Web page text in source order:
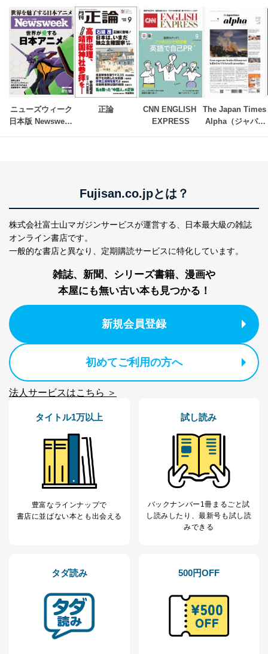
ータ（開示対象個人情報）の利用目的であり、下記4.の
開示等のご請求に対応させていただきます。
なお、6、7については、パートナー（提携企業）様又は
各SNS運営会社様にご請求いただきますようお願い致し
ます。
３．個人情報の第三者提供について
当社は、取得した個人情報を適切に管理し､あらかじめ
本人の同意を得ることなく第三者に提供することはあり
ません。ただし、次の場合は除きます。
法令に基づく場合
に特に必要がある場合であって、本人の同意を得るこ
とが困難である場合。
た者が法令の定める事務を遂行することに対して協力
する必要がある場合であって、本人の同意を得ること
により当該事務の遂行に支障を及ぼすおそれがあると
上記２．の利用目的を実施するために守秘義務を結ん
だ企業に、業務の一部として個人情報の取扱いを委
託・提供する場合、その業務に必要な範囲で委託・提
供先企業に個人情報を開示することがあります。
委託・提供先企業は具体的には以下のような企業です
が、これらに限りません。
告配信サービス会社
販売店などの梱包・配送・配達会社
４．開示対象個人情報の「開示」「訂正」等の請求につ
当社は、本人から、開示対象個人情報について利用目的
の通知を求められた場合には、遅滞なくこれに応じま
す。ただし、以下①～④のいずれかに該当する場合は、
利用目的の通知を行なうことはできません。そのとき
説明させていただきます。
①利用目的を本人に通知し、又は公表することによって
当該事業者の権利又は正当な利益を害するおそれがある
③国の機関又は地方公共団体が法令の定める事務を遂行
することに対して協力する必要がある場合であって、利
用目的を本人に通知し、又は公表することによって当該
事務の遂行に支障を及ぼすおそれがあるとき
④開示対象個人情報の利用目的が明らかな場合
ニューズウィーク
日本版 Newsweek
正論
CNN ENGLISH
EXPRESS
The Japan Times
Alpha（ジャパン
Fujisan.co.jpとは？
株式会社富士山マガジンサービスが運営する、
日本最大級の雑誌
オンライン書店です。
一般的な書店と異なり、 定期購読サービスに特化しています。
雑誌、新聞、シリーズ書籍、漫画や
本屋にも無い古い本も見つかる！
新規会員登録
初めてご利用の方へ
法人サービスはこちら ＞
タイトル1万以上
豊富なラインナップで
書店に並ばない本とも出会える
試し読み
バックナンバー1冊まるごと試
し読み したり、最新号も試し読
みできる
タダ読み 500円OFF